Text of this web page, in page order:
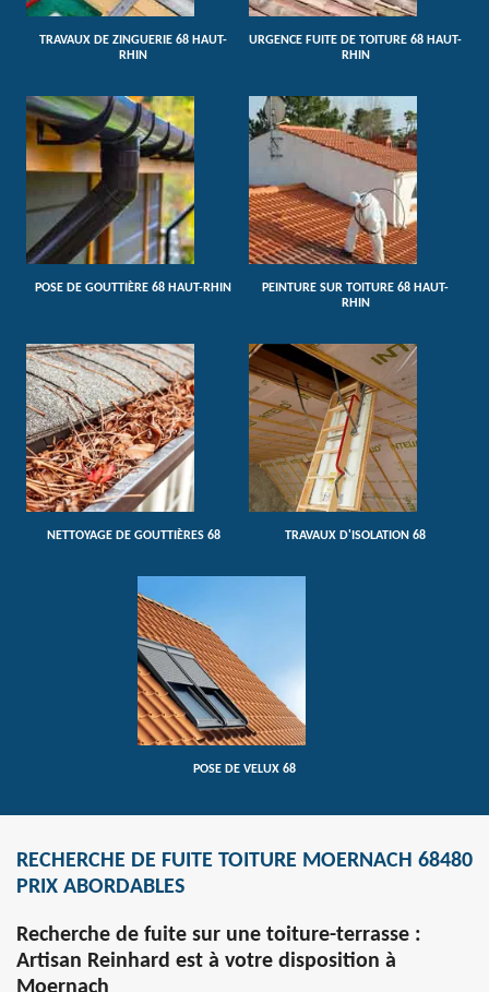
TRAVAUX DE ZINGUERIE 68 HAUT-
RHIN
URGENCE FUITE DE TOITURE 68 HAUT-
RHIN
POSE DE GOUTTIÈRE 68 HAUT-RHIN
PEINTURE SUR TOITURE 68 HAUT-
RHIN
NETTOYAGE DE GOUTTIÈRES 68 TRAVAUX D'ISOLATION 68
POSE DE VELUX 68
RECHERCHE DE FUITE TOITURE MOERNACH 68480
PRIX ABORDABLES
Recherche de fuite sur une toiture-terrasse :
Artisan Reinhard est à votre disposition à
Moernach